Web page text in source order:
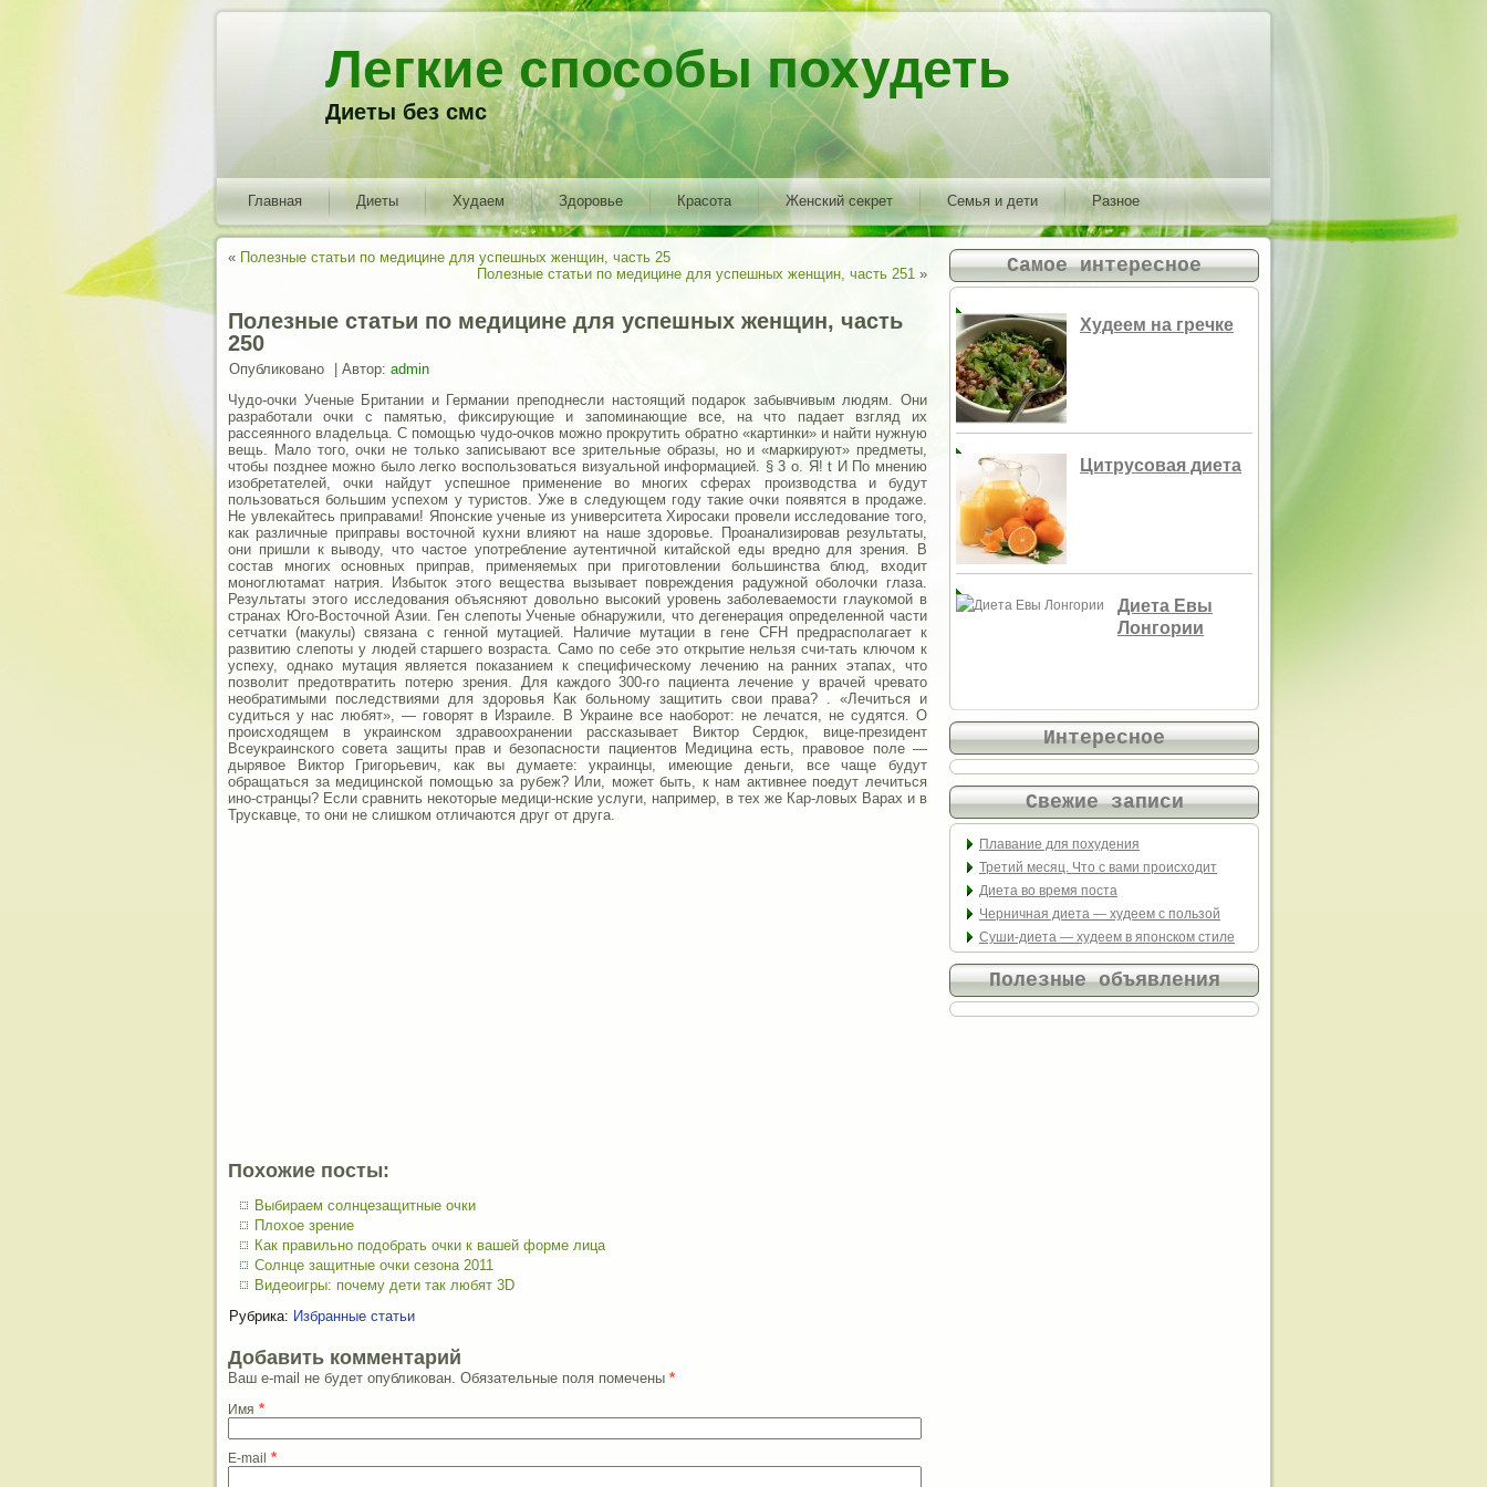
Легкие способы похудеть
Диеты без смс
Главная Диеты Худаем Здоровье Красота Женский секрет Семья и дети Разное
« Полезные статьи по медицине для успешных женщин, часть 25
Полезные статьи по медицине для успешных женщин, часть 251 »
Полезные статьи по медицине для успешных женщин, часть
250
Опубликовано Автор: admin
Чудо-очки Ученые Британии и Германии преподнесли настоящий подарок забывчивым людям. Они
разработали очки с памятью, фиксирующие и запоминающие все, на что падает взгляд их
рассеянного владельца. С помощью чудо-очков можно прокрутить обратно «картинки» и найти нужную
вещь. Мало того, очки не только записывают все зрительные образы, но и «маркируют» предметы,
чтобы позднее можно было легко воспользоваться визуальной информацией. § 3 о. Я! t И По мнению
изобретателей, очки найдут успешное применение во многих сферах производства и будут
пользоваться большим успехом у туристов. Уже в следующем году такие очки появятся в продаже.
Не увлекайтесь приправами! Японские ученые из университета Хиросаки провели исследование того,
как различные приправы восточной кухни влияют на наше здоровье. Проанализировав результаты,
они пришли к выводу, что частое употребление аутентичной китайской еды вредно для зрения. В
состав многих основных приправ, применяемых при приготовлении большинства блюд, входит
моноглютамат натрия. Избыток этого вещества вызывает повреждения радужной оболочки глаза.
Результаты этого исследования объясняют довольно высокий уровень заболеваемости глаукомой в
странах Юго-Восточной Азии. Ген слепоты Ученые обнаружили, что дегенерация определенной части
сетчатки (макулы) связана с генной мутацией. Наличие мутации в гене CFH предрасполагает к
развитию слепоты у людей старшего возраста. Само по себе это открытие нельзя счи-тать ключом к
успеху, однако мутация является показанием к специфическому лечению на ранних этапах, что
позволит предотвратить потерю зрения. Для каждого 300-го пациента лечение у врачей чревато
необратимыми последствиями для здоровья Как больному защитить свои права? . «Лечиться и
судиться у нас любят», — говорят в Израиле. В Украине все наоборот: не лечатся, не судятся. О
происходящем в украинском здравоохранении рассказывает Виктор Сердюк, вице-президент
Всеукраинского совета защиты прав и безопасности пациентов Медицина есть, правовое поле —
дырявое Виктор Григорьевич, как вы думаете: украинцы, имеющие деньги, все чаще будут
обращаться за медицинской помощью за рубеж? Или, может быть, к нам активнее поедут лечиться
ино-странцы? Если сравнить некоторые медици-нские услуги, например, в тех же Кар-ловых Варах и в
Трускавце, то они не слишком отличаются друг от друга.
Похожие посты:
Выбираем солнцезащитные очки
Плохое зрение
Как правильно подобрать очки к вашей форме лица
Солнце защитные очки сезона 2011
Видеоигры: почему дети так любят 3D
Рубрика: Избранные статьи
Добавить комментарий
Ваш e-mail не будет опубликован. Обязательные поля помечены *
Имя *
E-mail *
Самое интересное
Худеем на гречке
Цитрусовая диета
Диета Евы
Лонгории
Интересное
Свежие записи
Плавание для похудения
Третий месяц. Что с вами происходит
Диета во время поста
Черничная диета — худеем с пользой
Суши-диета — худеем в японском стиле
Полезные объявления